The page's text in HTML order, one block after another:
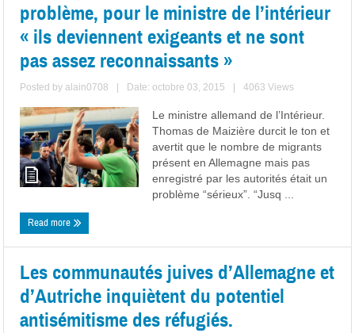
problème, pour le ministre de l’intérieur
« ils deviennent exigeants et ne sont
pas assez reconnaissants »
Posted byalain0708 Date: octobre 03, 2015 4063 Views
Le ministre allemand de l’Intérieur.
Thomas de Maizière durcit le ton et
avertit que le nombre de migrants
présent en Allemagne mais pas
enregistré par les autorités était un
problème “sérieux”. “Jusq ...
Read more
Les communautés juives d’Allemagne et
d’Autriche inquiètent du potentiel
antisémitisme des réfugiés.